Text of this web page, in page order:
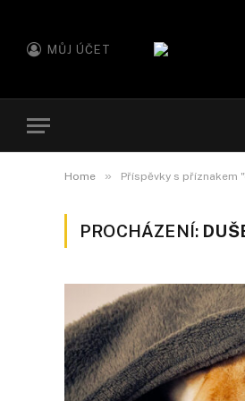
MŮJ ÚČET
Home » Příspěvky s příznakem
PROCHÁZENÍ: